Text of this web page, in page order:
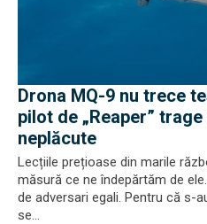
Drona MQ-9 nu trece
pilot de „Reaper”
neplăcute
Lecțiile prețioase din marile
măsură ce ne îndepărtăm de
de adversari egali. Pentru că s-
se...